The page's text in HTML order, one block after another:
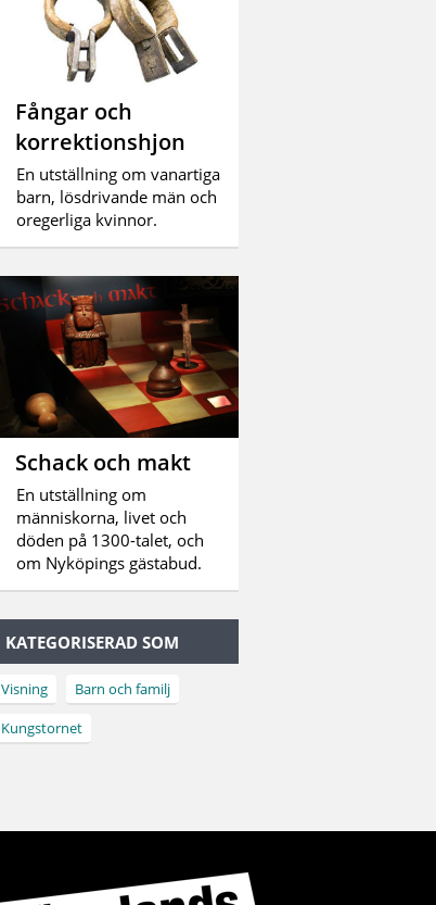
Fångar och
korrektionshjon
En utställning om vanartiga
barn, lösdrivande män och
oregerliga kvinnor.
Schack och makt
En utställning om
människorna, livet och
döden på 1300-talet, och
om Nyköpings gästabud.
KATEGORISERAD SOM
Visning
Barn och familj
Kungstornet